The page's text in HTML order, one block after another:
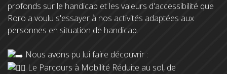
profonds sur le handicap et les valeurs d'accessibilité que
Roro a voulu s'essayer à nos activités adaptées aux
personnes en situation de handicap.
Nous avons pu lui faire découvrir :
Le Parcours à Mobilité Réduite au sol, de